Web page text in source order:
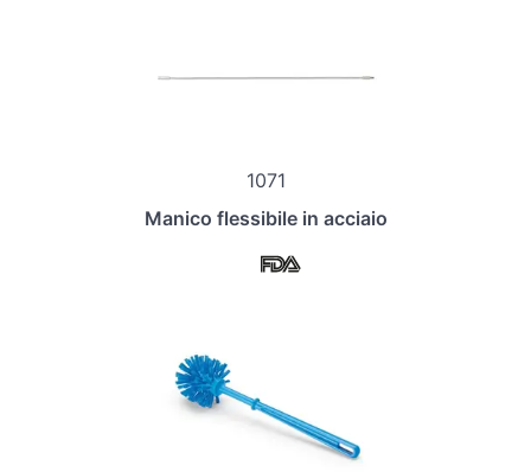
1071
Manico flessibile in acciaio